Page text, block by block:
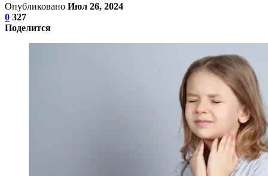
Опубликовано Июл 26, 2024
0 327
Поделится